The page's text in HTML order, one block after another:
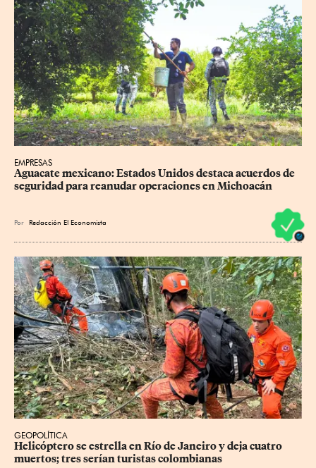
EMPRESAS
Aguacate mexicano: Estados Unidos destaca acuerdos de
seguridad para reanudar operaciones en Michoacán
Por Redacción El Economista
GEOPOLÍTICA
Helicóptero se estrella en Río de Janeiro y deja cuatro
muertos; tres serían turistas colombianas